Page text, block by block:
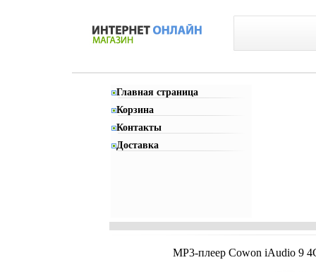
Главная страница
Корзина
Контакты
Доставка
MP3-плеер Cowon iAudio 9